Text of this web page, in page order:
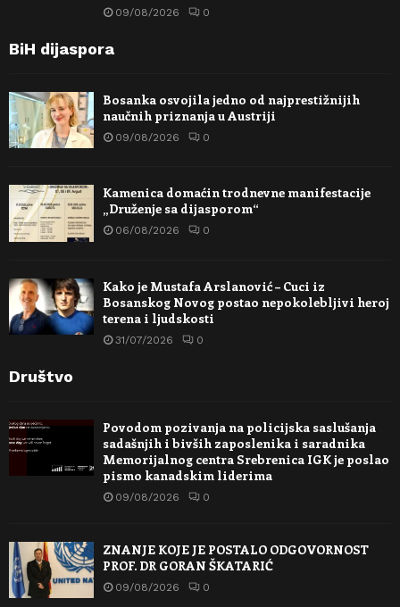
09/08/2026 0
BiH dijaspora
Bosanka osvojila jedno od najprestižnijih
naučnih priznanja u Austriji
09/08/2026 0
Kamenica domaćin trodnevne manifestacije
„Druženje sa dijasporom“
06/08/2026 0
Kako je Mustafa Arslanović – Cuci iz
Bosanskog Novog postao nepokolebljivi heroj
terena i ljudskosti
31/07/2026 0
Društvo
Povodom pozivanja na policijska saslušanja
sadašnjih i bivših zaposlenika i saradnika
Memorijalnog centra Srebrenica IGK je poslao
pismo kanadskim liderima
09/08/2026 0
ZNANJE KOJE JE POSTALO ODGOVORNOST
PROF. DR GORAN ŠKATARIĆ
09/08/2026 0